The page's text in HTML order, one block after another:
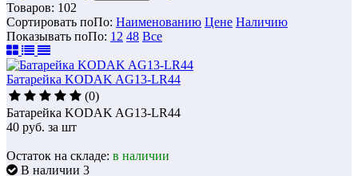
Товаров: 102
Сортировать поПо: Наименованию Цене Наличию
Показывать поПо: 12 48 Все
Батарейка KODAK AG13-LR44
(0)
Батарейка KODAK AG13-LR44
40 руб. за шт
Остаток на складе: в наличии
В наличии 3